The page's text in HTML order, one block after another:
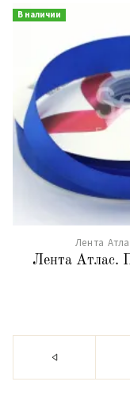
В наличии
Лента
Лента Атлас.